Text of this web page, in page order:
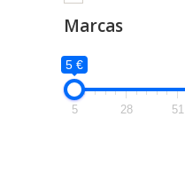
Marcas
5 €
5 28 51